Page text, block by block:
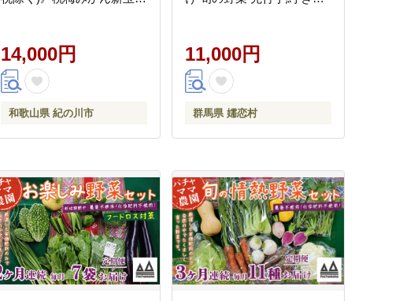
--
14,000円
和歌山県 紀の川市
ート [AK002tu]
11,000円
群馬県 嬬恋村